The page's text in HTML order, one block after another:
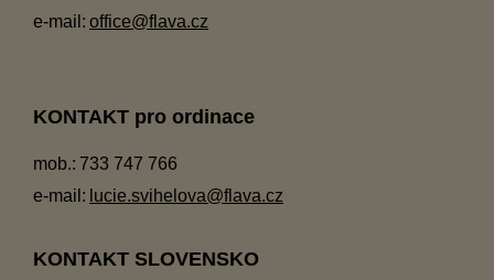
e-mail: office@flava.cz
KONTAKT pro ordinace
mob.: 733 747 766
e-mail: lucie.svihelova@flava.cz
KONTAKT SLOVENSKO